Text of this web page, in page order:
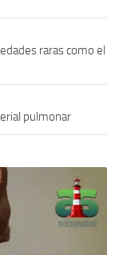
raras como el
pulmonar